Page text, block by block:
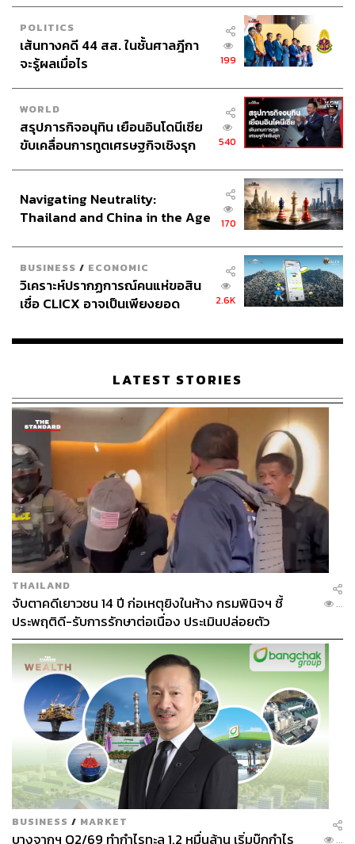
อย่าทำแค่จด แต่ต้องวิเคราะห์จุดบอดพฤติกรรมการเงินตัว
เอง หัวใจของ Kakeibo อยู่ที่การทบทวนการใช้จ่ายของเรา
ทุกสิ้นสัปดาห์หรือสิ้นเดือน ถามตัวเองว่า ‘เงินรั่วไปตรงไหน?’
และ ‘เดือนหน้าจะลดรายจ่ายที่ไม่จำเป็นตรงไหนได้บ้าง?’
การคิดต่อจากตัวเลขนี้เองที่จะนำไปสู่การเปลี่ยนแปลง
Kakeibo เหมาะสำหรับใคร
‘ใช้จ่ายตามอารมณ์’
เพราะมันอัตโนมัติ
เกินไปจนไม่ช่วยสร้างสติ นอกจากนี้ ยังเป็นจุดเริ่มต้นที่ดีเยี่ยม
สำหรับมือใหม่ ที่อยาก ‘รีเซ็ต’ หรือสร้างวินัยการเงินขั้นพื้น
ฐาน และต้องการทำความเข้าใจพฤติกรรมตัวเองอย่างลึกซึ้ง
เป้าหมายสูงสุดของ Kakeibo ไม่ใช่แค่การมีเงินออม หรือการ
Kakeibo คือเครื่องมือที่ช่วยให้เราเข้าใจพฤติกรรมการใช้เงิน
ของตัวเองอย่างถ่องแท้ ช่วยให้เราสามารถจัดลำดับความ
สำคัญได้ว่า อะไรคือ ‘ความสุขที่แท้จริงที่เรายอมจ่าย’ และ
อะไรคือ ‘การใช้จ่ายตามอารมณ์ชั่ววูบที่เราควรตัดทิ้ง’
เมื่อเรามีสติในการใช้จ่าย เราจะเปลี่ยนสถานะจาก ‘ทาสของ
เงิน’ ให้กลายเป็น ‘เจ้านายของเงิน’ และนั่นคือวินัยทางการ
เงินอันล้ำค่าที่จะติดตัวเราไปตลอดชีวิต
ภาพ:RichVintage / Getty Images
อ้างอิง:
https://restless.co.uk/money/everyday-finance/kakeib
o-the-japanese-budgeting-method-explained/
https://www.sofi.com/learn/content/kakeibo-budgetin
g-method/
TAGS: Japan ค่าใช้จ่าย การออมเงิน Kakeibo
POLITICS
เส้นทางคดี 44 สส. ในชั้นศาลฎีกา
จะรู้ผลเมื่อไร
199
WORLD
สรุปภารกิจอนุทิน เยือนอินโดนีเซีย
ขับเคลื่อนการทูตเศรษฐกิจเชิงรุก
540
Navigating Neutrality:
Thailand and China in the Age
170
BUSINESS / ECONOMIC
วิเคราะห์ปรากฏการณ์คนแห่ขอสิน
เชื่อ CLICX อาจเป็นเพียงยอด
เรือนไทยที่ถูกซุกไว้
2.6K
LATEST STORIES
THAILAND
จับตาคดีเยาวชน 14 ปี ก่อเหตุยิงในห้าง กรมพินิจฯ ชี้
ประพฤติดี-รับการรักษาต่อเนื่อง ประเมินปล่อยตัว
...
BUSINESS / MARKET
บางจากฯ Q2/69 ทำกำไรทะลุ 1.2 หมื่นล้าน เริ่มบุ๊กกำไร ...